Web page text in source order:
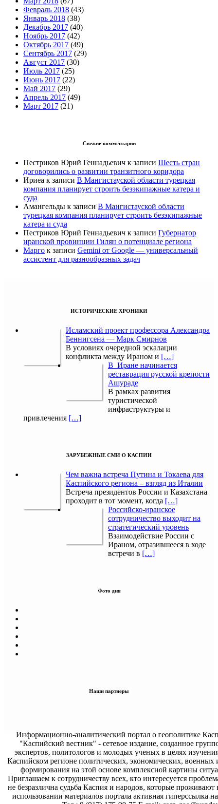
Февраль 2018 (43)
Январь 2018 (38)
Декабрь 2017 (40)
Ноябрь 2017 (42)
Октябрь 2017 (49)
Сентябрь 2017 (29)
Август 2017 (30)
Июль 2017 (25)
Июнь 2017 (22)
Май 2017 (29)
Апрель 2017 (49)
Март 2017 (21)
Свежие комментарии
Пестриков Юрий Геннадьевич к записи Шесть стран
договорились о развитии транзитного коридора
Ириеа к записи В Мангистауской области турецкая
компания планирует строить безэкипажные катера и
суда
Амангельды к записи В Мангистауской области
турецкая компания планирует строить безэкипажные
катера и суда
Пестриков Юрий Геннадьевич к записи Губернатор
иранской провинции Гилян о потенциале региона
Марго к записи Gemini от Google — универсальный
ассистент для разнообразных задач
ИСТОРИЧЕСКИЕ ХРОНИКИ
Исламский проект профессора Александра
Беннигсена — Марк Смирнов
В условиях очередной эскалации
конфликта между Ираном и […]
В Иране начинается
реставрация русской крепости
Ашураде
В рамках развития
туристической
инфраструктуры и
привлечения […]
ЗАРУБЕЖНЫЕ СМИ О КАСПИИ
Чем важна встреча Путина и Токаева для
Каспийского региона – взгляд из Италии
Встреча президентов России и Казахстана
проходит в тот момент, когда […]
Российско-иранское
сотрудничество выходит на
стратегический уровень
Взаимодействие России с
Ираном, отразившееся в ходе
встречи в […]
Фото дня
Наши партнеры
Информационно-аналитический портал о геополитике
"Каспийский вестник" - сетевое издание, созданное
экспертов, политологов и молодых ученых в целях
Каспийском регионе политических, экономических, военных
формирования на этой основе комплексной картины
Приглашаем к сотрудничеству всех, кто интересуется
не безразлична судьба Каспия и народов, которые проживают
использовании материалов портала активная гиперссылка на